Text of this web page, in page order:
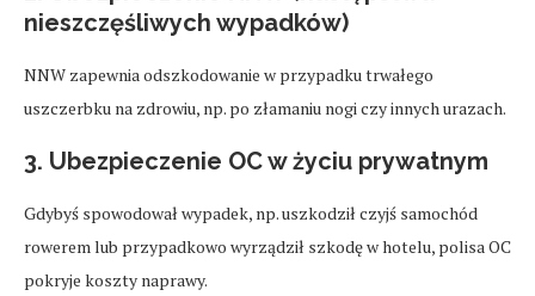
nieszczęśliwych wypadków)
NNW zapewnia odszkodowanie w przypadku trwałego
uszczerbku na zdrowiu, np. po złamaniu nogi czy innych urazach.
3. Ubezpieczenie OC w życiu prywatnym
Gdybyś spowodował wypadek, np. uszkodził czyjś samochód
rowerem lub przypadkowo wyrządził szkodę w hotelu, polisa OC
pokryje koszty naprawy.